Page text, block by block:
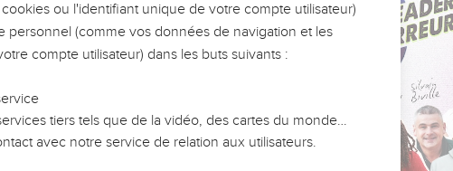
ou leur vision. Mais on voit
alors même que ce sont
sur les erreurs
afin que leurs erreurs
un groupe ou une famille,
ou l'identifiant unique de votre compte utilisateur)
personnel (comme vos données de navigation et les
compte utilisateur) dans les buts suivants :
tiers tels que de la vidéo, des cartes du monde…
avec notre service de relation aux utilisateurs.